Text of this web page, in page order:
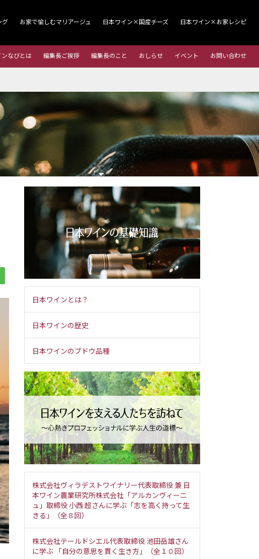
グ お家で愉しむマリアージュ 日本ワイン×国産チーズ 日本ワイン×お家レシピ
なびとは 編集長ご挨拶 編集長のこと おしらせ イベント お問い合わせ
日本ワインとは？
日本ワインの歴史
日本ワインのブドウ品種
株式会社ヴィラデストワイナリー代表取締役 兼 日
本ワイン農業研究所株式会社「アルカンヴィーニ
ュ」取締役 小西 超さんに学ぶ「志を高く持って生
きる」（全８回）
株式会社テールドシエル代表取締役 池田岳雄さん
に学ぶ 「自分の意思を貫く生き方」（全１０回）